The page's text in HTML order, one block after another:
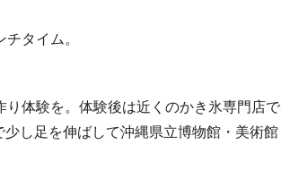
タイム。
体験を。体験後は近くのかき氷専門店で
し足を伸ばして沖縄県立博物館・美術館